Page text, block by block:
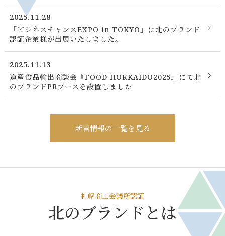
2025.11.28
「ビジネスチャンスEXPO in TOKYO」に北のブランド
認証企業様が出展いたしました。
2025.11.13
道産食品輸出商談会『FOOD HOKKAIDO2025』にて北
のブランドPRブースを設置しました
新着情報の一覧を見る
札幌商工会議所認証
北のブランドとは